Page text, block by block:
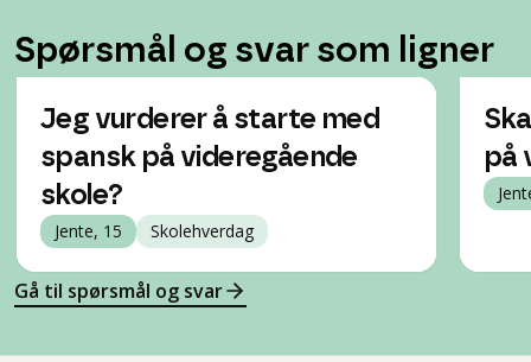
Spørsmål og svar som ligner
Jeg vurderer å starte med
spansk på videregående
skole?
Jente, 15 Skolehverdag
på
Gå til spørsmål og svar